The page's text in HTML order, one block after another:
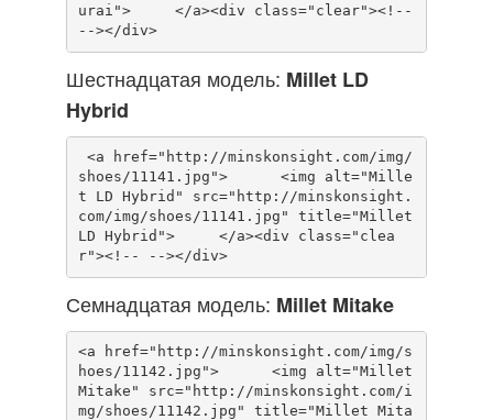
urai">     </a><div class="clear"><!--
Шестнадцатая модель: Millet LD
Hybrid
shoes/11141.jpg">      <img alt="Mille
t LD Hybrid" src="http://minskonsight.
com/img/shoes/11141.jpg" title="Millet
LD Hybrid">     </a><div class="clea
Семнадцатая модель: Millet Mitake
<a href="http://minskonsight.com/img/s
hoes/11142.jpg">      <img alt="Millet
Mitake" src="http://minskonsight.com/i
mg/shoes/11142.jpg" title="Millet Mita